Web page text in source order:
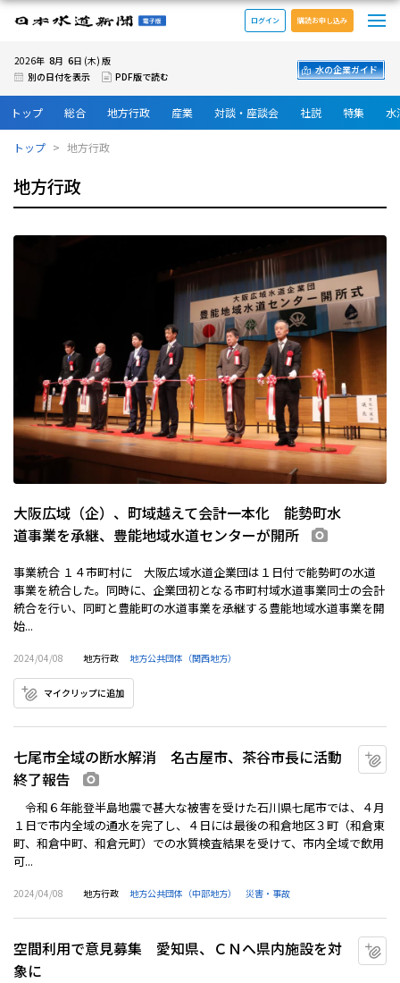
日本水道新聞 電子版
ログイン 購読お申し込み
2026年 8月 6日 (木) 版
別の日付を表示
PDF版で読む
水の企業ガイド
トップ 総合 地方行政 産業 対談・座談会 社説 特集 水
トップ 地方行政
地方行政
大阪広域（企）、町域越えて会計一本化 能勢町水
道事業を承継、豊能地域水道センターが開所
事業統合 １４市町村に 大阪広域水道企業団は１日付で能勢町の水道
事業を統合した。同時に、企業団初となる市町村域水道事業同士の会計
統合を行い、同町と豊能町の水道事業を承継する豊能地域水道事業を開
始...
2024/04/08 地方行政 地方公共団体（関西地方）
マイクリップに追加
七尾市全域の断水解消 名古屋市、茶谷市長に活動
終了報告
令和６年能登半島地震で甚大な被害を受けた石川県七尾市では、４月
１日で市内全域の通水を完了し、４日には最後の和倉地区３町（和倉東
町、和倉中町、和倉元町）での水質検査結果を受けて、市内全域で飲用
可...
2024/04/08 地方行政 地方公共団体（中部地方） 災害・事故
空間利用で意見募集 愛知県、ＣＮへ県内施設を対
象に